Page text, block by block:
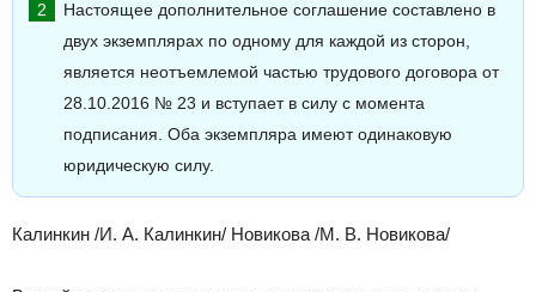
Настоящее дополнительное соглашение составлено в
двух экземплярах по одному для каждой из сторон,
является неотъемлемой частью трудового договора от
28.10.2016 № 23 и вступает в силу с момента
подписания. Оба экземпляра имеют одинаковую
юридическую силу.
Калинкин /И. А. Калинкин/ Новикова /М. В. Новикова/